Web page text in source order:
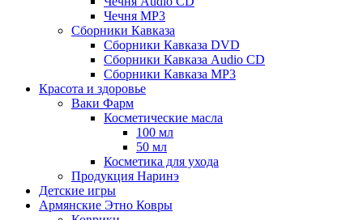
Чечня MP3
Сборники Кавказа
Сборники Кавказа DVD
Сборники Кавказа Audio CD
Сборники Кавказа MP3
Красота и здоровье
Ваки Фарм
Косметические масла
100 мл
50 мл
Косметика для ухода
Продукция Наринэ
Детские игры
Армянские Этно Ковры